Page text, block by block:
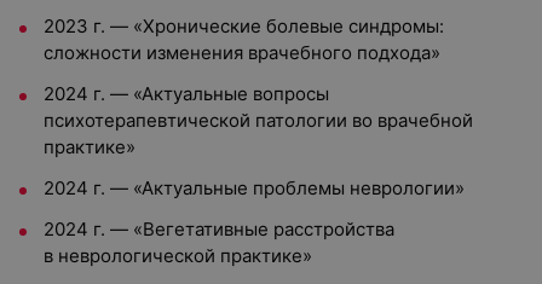
2023 г. — «Хронические болевые синдромы:
сложности изменения врачебного подхода»
2024 г. — «Актуальные вопросы
психотерапевтической патологии во врачебной
практике»
2024 г. — «Актуальные проблемы неврологии»
2024 г. — «Вегетативные расстройства
в неврологической практике»